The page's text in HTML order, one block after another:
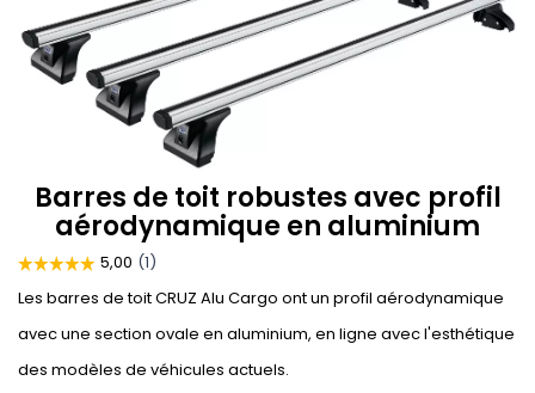
Barres de toit robustes avec profil
aérodynamique en aluminium
Les barres de toit CRUZ Alu Cargo ont un profil aérodynamique
avec une section ovale en aluminium, en ligne avec l'esthétique
des modèles de véhicules actuels.